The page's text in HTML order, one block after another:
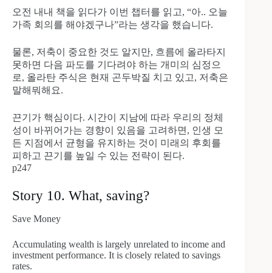
오전 내내 책을 읽다가 이번 챕터를 읽고, “아.. 오늘
가족 회의를 해야겠구나”라는 생각을 했습니다.
물론, 저축이 중요한 것도 알지만, 흐름에 올라타지
못하면 다음 파도를 기다려야 하는 개미의 심정으
로, 올라탄 주식은 현재 곤두박질 치고 있고, 저축은
말해뭐해요.
끈기가 핵심이다. 시간이 지남에 따라 우리의 정체
성이 바뀌어가는 경향이 있음을 고려하면, 인생 모
든 지점에서 균형을 유지하는 것이 미래의 후회를
피하고 끈기를 높일 수 있는 전략이 된다.
p247
Story 10. What, saving?
Save Money
Accumulating wealth is largely unrelated to income and
investment performance. It is closely related to savings
rates.